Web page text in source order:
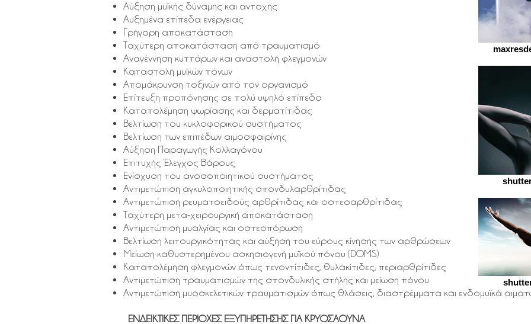
Αύξηση μυϊκής δύναμης και αντοχής
Αυξημένα επίπεδα ενέργειας
Γρήγορη αποκατάσταση
Ταχύτερη αποκατάσταση από τραυματισμό
Αναγέννηση κυττάρων και αναστολή φλεγμονών
Καταστολή μυϊκών πόνων
Απομάκρυνση τοξινών από τον οργανισμό
Επίτευξη προπόνησης σε πολύ υψηλό επίπεδο
Καταπολέμηση ψωρίασης και δερματίτιδας
Βελτίωση του κυκλοφορικού συστήματος
Βελτίωση των επιπέδων αιμοσφαιρίνης
Αύξηση Παραγωγής Κολλαγόνου
Επιτυχής Έλεγχος Βάρους
Ενίσχυση του ανοσοποιητικού συστήματος
Αντιμετώπιση αγκυλοποιητικής σπονδυλαρθρίτιδας
Αντιμετώπιση ρευματοειδούς αρθρίτιδας και οστεοαρθρίτιδας
Ταχύτερη μετα-χειρουργική αποκατάσταση
Αντιμετώπιση μυαλγίας και οστεοπόρωση
Βελτίωση λειτουργικότητας και αύξηση του εύρους κίνησης των αρθρώσεων
Μείωση καθυστερημένου ασκησιογενή μυϊκού πόνου (DOMS)
Καταπολέμηση φλεγμονών όπως τενοντίτιδες, θυλακίτιδες, περιαρθρίτιδες
Αντιμετώπιση τραυματισμών της σπονδυλικής στήλης και μείωση πόνου
Αντιμετώπιση μυοσκελετικών τραυματισμών όπως θλάσεις, διαστρέμματα και ενδομυϊκά
ΕΝΔΕΙΚΤΙΚΕΣ ΠΕΡΙΟΧΕΣ ΕΞΥΠΗΡΕΤΗΣΗΣ ΓΙΑ ΚΡΥΟΣΑΟΥΝΑ